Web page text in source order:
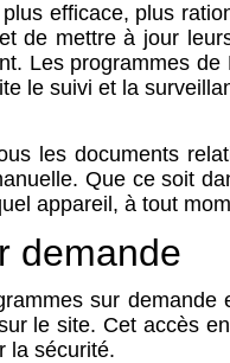
efficace, plus
de mettre à jour
Les programmes
le suivi et la
les documents
Que ce soit
appareil, à tout
demande
sur demande
le site. Cet accès
la sécurité.